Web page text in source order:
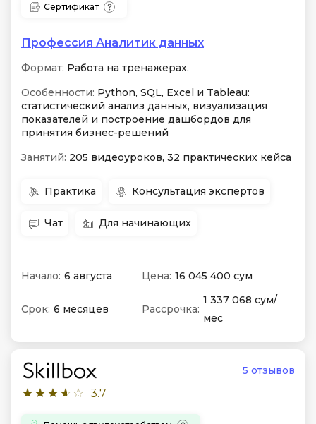
Сертификат
Профессия Аналитик данных
Формат: Работа на тренажерах.
Особенности: Python, SQL, Excel и Tableau:
статистический анализ данных, визуализация
показателей и построение дашбордов для
принятия бизнес-решений
Занятий: 205 видеоуроков, 32 практических кейса
Практика Консультация экспертов
Чат Для начинающих
Начало: 6 августа Цена: 16 045 400 сум
Срок: 6 месяцев Рассрочка:
1 337 068 сум/
мес
3.7
5 отзывов